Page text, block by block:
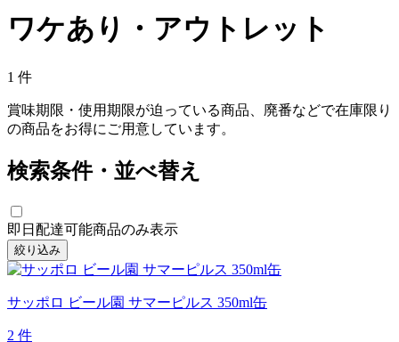
ワケあり・アウトレット
1 件
賞味期限・使用期限が迫っている商品、廃番などで在庫限り
の商品をお得にご用意しています。
検索条件・並べ替え
即日配達可能商品のみ表示
絞り込み
サッポロ ビール園 サマーピルス 350ml缶
2 件